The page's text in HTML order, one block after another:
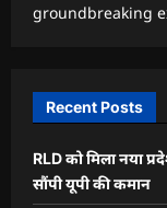
groundbreaking
Recent Posts
RLD को मिला नया
सौंपी यूपी की कमान